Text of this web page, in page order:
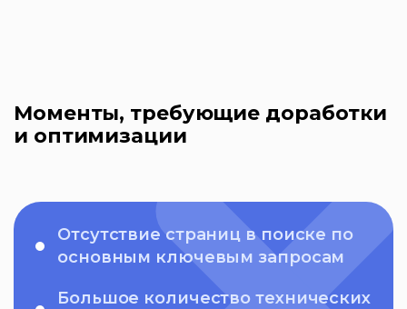
Моменты, требующие доработки
и оптимизации
Отсутствие страниц в поиске по
основным ключевым запросам
Большое количество технических